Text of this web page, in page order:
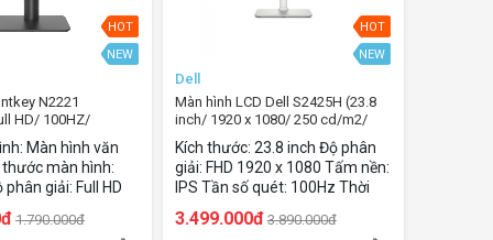
HOT
NEW
N2221
HD/ 100HZ/
Màn hình văn
màn hình:
giải: Full HD
số quét: 100HZ
1.790.000đ
HOT
NEW
Dell
Màn hình LCD Dell S2425H (23.8
inch/ 1920 x 1080/ 250 cd/m2/
4ms/ 100Hz/ Loa)
Kích thước: 23.8 inch Độ phân
giải: FHD 1920 x 1080 Tấm nền:
IPS Tần số quét: 100Hz Thời
loa: 2x 5W Độ sáng: 250 nits Tỉ
3.499.000đ 3.890.000đ